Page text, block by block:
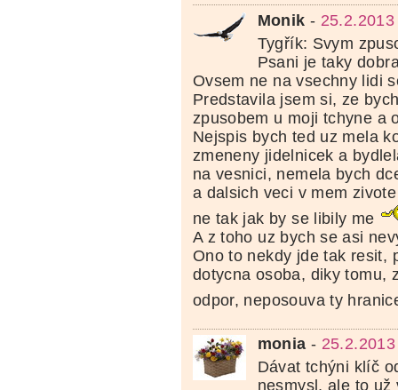
Monik -
Tygřík: Svym
Psani je taky
Ovsem ne na vsechny lidi
Predstavila jsem si, ze
zpusobem u moji tchyne a
Nejspis bych ted uz mela
zmeneny jidelnicek a
na vesnici, nemela bych
a dalsich veci v mem
ne tak jak by se libily me
A z toho uz bych se asi
Ono to nekdy jde tak resit,
dotycna osoba, diky tomu,
odpor, neposouva ty
monia -
Dávat tchýni klíč
nesmysl, ale to